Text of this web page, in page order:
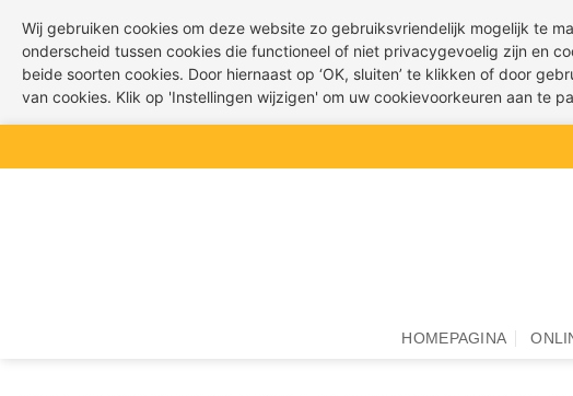
naar
HOMEPAGINA
Wij gebruiken cookies om deze website zo gebruiksvriendelijk mogelijk te
onderscheid tussen cookies die functioneel of niet privacygevoelig zijn en
beide soorten cookies. Door hiernaast op ‘OK, sluiten’ te klikken of door
van cookies. Klik op 'Instellingen wijzigen' om uw cookievoorkeuren aan te